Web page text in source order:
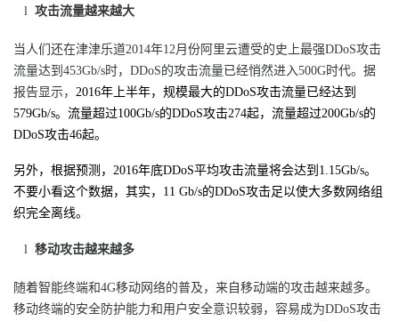
l 攻击流量越来越大
当人们还在津津乐道2014年12月份阿里云遭受的史上最强DDoS攻击
流量达到453Gb/s时，DDoS的攻击流量已经悄然进入500G时代。据
报告显示， 2016年上半年，规模最大的DDoS攻击流量已经达到
579Gb/s。流量超过100Gb/s的DDoS攻击274起，流量超过200Gb/s的
DDoS攻击46起。
另外，根据预测，2016年底DDoS平均攻击流量将会达到1.15Gb/s。
不要小看这个数据，其实，11 Gb/s的DDoS攻击足以使大多数网络组
织完全离线。
l 移动攻击越来越多
随着智能终端和4G移动网络的普及，来自移动端的攻击越来越多。
移动终端的安全防护能力和用户安全意识较弱，容易成为DDoS攻击